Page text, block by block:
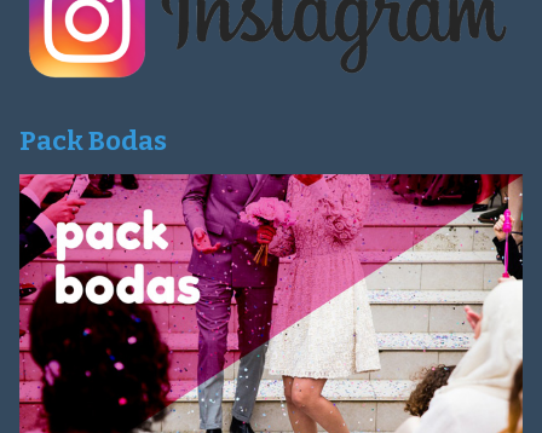
Pack Bodas